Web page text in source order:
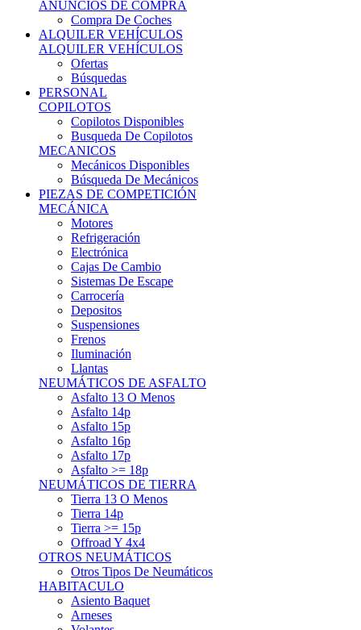
ANUNCIOS DE COMPRA
Compra De Coches
ALQUILER VEHÍCULOS
ALQUILER VEHÍCULOS
Ofertas
Búsquedas
PERSONAL
COPILOTOS
Copilotos Disponibles
Busqueda De Copilotos
MECANICOS
Mecánicos Disponibles
Búsqueda De Mecánicos
PIEZAS DE COMPETICIÓN
MECÁNICA
Motores
Refrigeración
Electrónica
Cajas De Cambio
Sistemas De Escape
Carrocería
Depositos
Suspensiones
Frenos
Iluminación
Llantas
NEUMÁTICOS DE ASFALTO
Asfalto 13 O Menos
Asfalto 14p
Asfalto 15p
Asfalto 16p
Asfalto 17p
Asfalto >= 18p
NEUMÁTICOS DE TIERRA
Tierra 13 O Menos
Tierra 14p
Tierra >= 15p
Offroad Y 4x4
OTROS NEUMÁTICOS
Otros Tipos De Neumáticos
HABITACULO
Asiento Baquet
Arneses